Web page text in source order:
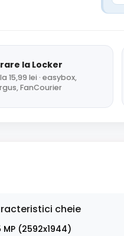
la Locker
15,99 lei · easybox,
FanCourier
cheie
MP (2592x1944)